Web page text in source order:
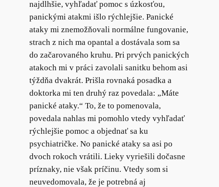
najdlhšie, vyhľadať pomoc s úzkosťou,
panickými atakmi išlo rýchlejšie. Panické
ataky mi znemožňovali normálne fungovanie,
strach z nich ma opantal a dostávala som sa
do začarovaného kruhu. Pri prvých panických
atakoch mi v práci zavolali sanitku behom asi
týždňa dvakrát. Prišla rovnaká posadka a
doktorka mi ten druhý raz povedala: „Máte
panické ataky.“ To, že to pomenovala,
povedala nahlas mi pomohlo vtedy vyhľadať
rýchlejšie pomoc a objednať sa ku
psychiatričke. No panické ataky sa asi po
dvoch rokoch vrátili. Lieky vyriešili dočasne
príznaky, nie však príčinu. Vtedy som si
neuvedomovala, že je potrebná aj